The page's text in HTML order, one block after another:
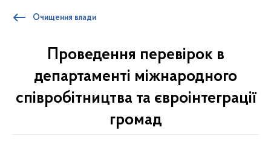
Очищення влади
Проведення перевірок в
департаменті міжнародного
співробітництва та євроінтеграції
громад